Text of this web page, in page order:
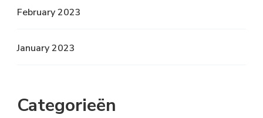
February 2023
January 2023
Categorieën